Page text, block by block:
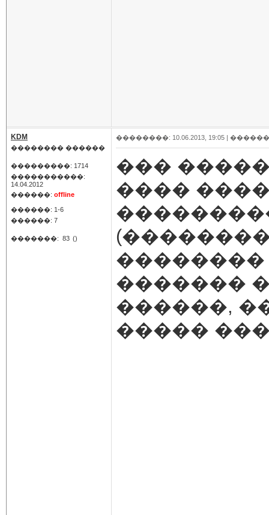
KDM
�������� ������
���������: 1714
�����������:
14.04.2012
������: offline
������: 1-6
������: 7
�������: 83 ()
��������: 10.06.2013, 19:05 |
���
����
��������
�������
������,
�����